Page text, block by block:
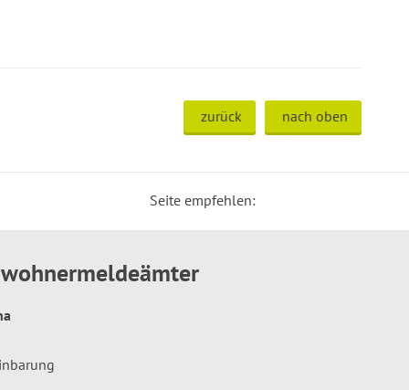
zurück nach oben
Seite empfehlen: